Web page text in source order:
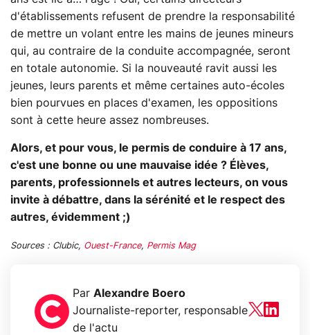
d'établissements refusent de prendre la responsabilité
de mettre un volant entre les mains de jeunes mineurs
qui, au contraire de la conduite accompagnée, seront
en totale autonomie. Si la nouveauté ravit aussi les
jeunes, leurs parents et même certaines auto-écoles
bien pourvues en places d'examen, les oppositions
sont à cette heure assez nombreuses.
Alors, et pour vous, le permis de conduire à 17 ans,
c'est une bonne ou une mauvaise idée ? Élèves,
parents, professionnels et autres lecteurs, on vous
invite à débattre, dans la sérénité et le respect des
autres, évidemment ;)
Sources : Clubic, Ouest-France, Permis Mag
Par Alexandre Boero
Journaliste-reporter, responsable
de l'actu